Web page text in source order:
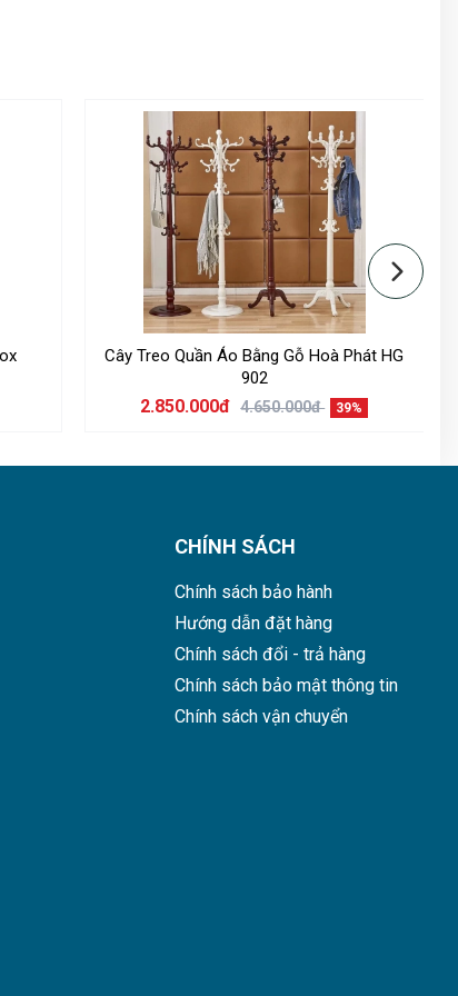
Cây Treo Quần Áo Bằng Gỗ Hoà Phát HG
902
2.850.000đ 4.650.000đ 39%
CHÍNH SÁCH
Chính sách bảo hành
Hướng dẫn đặt hàng
Chính sách đổi - trả hàng
Chính sách bảo mật thông tin
Chính sách vận chuyển